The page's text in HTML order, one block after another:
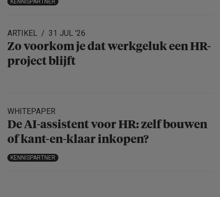
KENNISPARTNER
ARTIKEL 31 JUL '26
Zo voorkom je dat werkgeluk een HR-
project blijft
WHITEPAPER
De AI-assistent voor HR: zelf bouwen
of kant-en-klaar inkopen?
KENNISPARTNER